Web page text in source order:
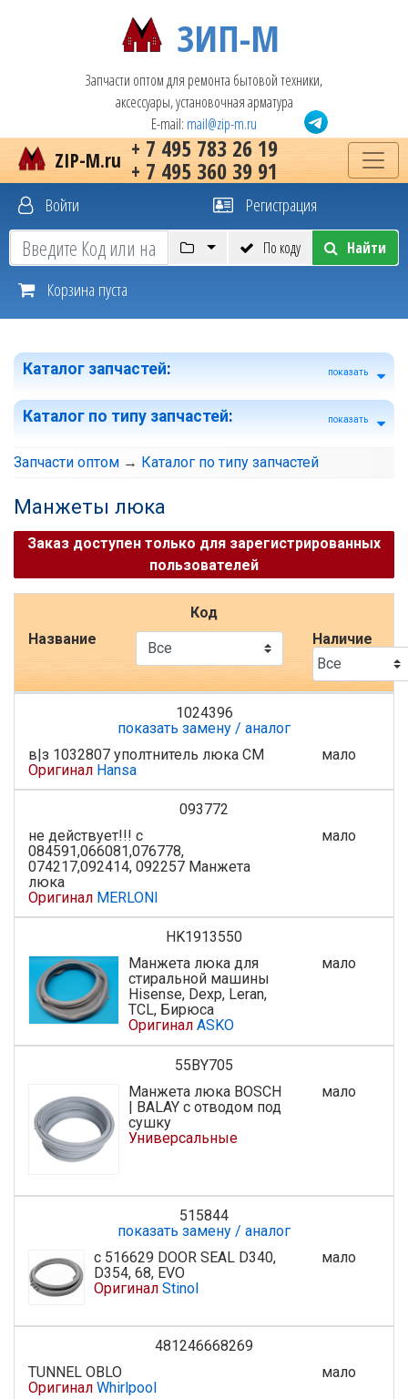
ЗИП-М
Запчасти оптом для ремонта бытовой техники,
аксессуары, установочная арматура
E-mail: mail@zip-m.ru
+ 7 495 783 26 19
+ 7 495 360 39 91
ZIP-M.ru
Войти Регистрация
По коду Найти
Корзина пуста
Каталог запчастей: показать
Каталог по типу запчастей: показать
Запчасти оптом → Каталог по типу запчастей
Манжеты люка
Заказ доступен только для зарегистрированных
пользователей
Код
Название
Наличие
1024396
показать замену / аналог
в|з 1032807 уполтнитель люка СМ
Оригинал Hansa
мало
093772
не действует!!! с
084591,066081,076778,
074217,092414, 092257 Манжета
люка
Оригинал MERLONI
мало
HK1913550
Манжета люка для
стиральной машины
Hisense, Dexp, Leran,
TCL, Бирюса
Оригинал ASKO
мало
55BY705
Манжета люка BOSCH
| BALAY с отводом под
сушку
Универсальные
мало
515844
показать замену / аналог
с 516629 DOOR SEAL D340,
D354, 68, EVO
Оригинал Stinol
мало
481246668269
TUNNEL OBLO
Оригинал Whirlpool
мало